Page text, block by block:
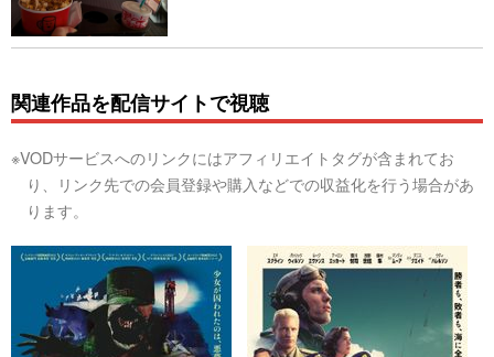
関連作品を配信サイトで視聴
※VODサービスへのリンクにはアフィリエイトタグが含まれてお
り、リンク先での会員登録や購入などでの収益化を行う場合があ
ります。